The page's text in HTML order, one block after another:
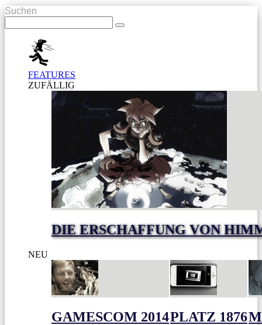
Suchen
FEATURES
ZUFÄLLIG
DIE ERSCHAFFUNG VON
NEU
GAMESCOM 2014PLATZ 1876